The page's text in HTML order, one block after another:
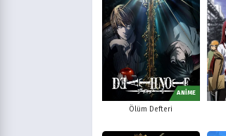
ANİME
Ölüm Defteri